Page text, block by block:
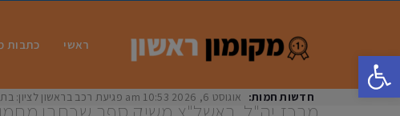
פתח סרגל נגישות
ראשי כתבות
חדשות חמות: אוגוסט 6, 2026 10:53 am פגיעת רכב בראשון לציון: בת 33 נפצעה באורח בינוני ברחוב ירושלים